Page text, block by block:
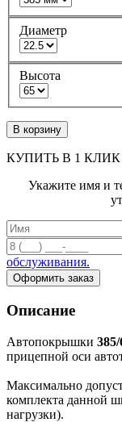
Диаметр
Высота
В корзину
КУПИТЬ В 1 КЛИК
Укажите имя и
обслуживания.
Оформить заказ
Описание
Автопокрышки
прицепной оси
Максимально
комплекта данной
нагрузки).